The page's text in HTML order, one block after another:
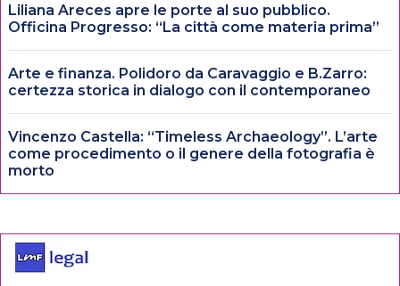
Liliana Areces apre le porte al suo pubblico.
Officina Progresso: “La città come materia prima”
Arte e finanza. Polidoro da Caravaggio e B.Zarro:
certezza storica in dialogo con il contemporaneo
Vincenzo Castella: “Timeless Archaeology”. L’arte
come procedimento o il genere della fotografia è
morto